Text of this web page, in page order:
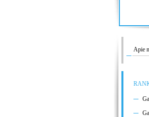
Apie